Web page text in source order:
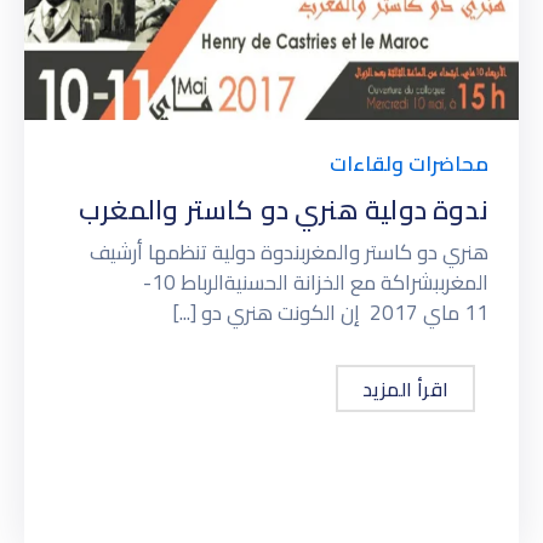
محاضرات ولقاءات
ندوة دولية هنري دو كاستر والمغرب
هنري دو كاستر والمغربندوة دولية تنظمها أرشيف
المغرببشراكة مع الخزانة الحسنيةالرباط 10-
11 ماي 2017 إن الكونت هنري دو [...]
اقرأ المزيد